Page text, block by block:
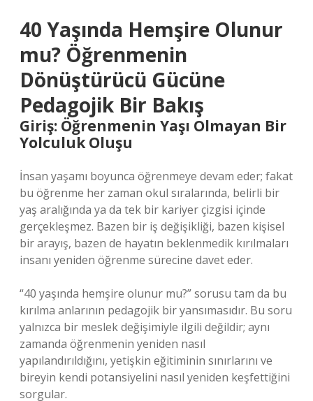
40 Yaşında Hemşire Olunur
mu? Öğrenmenin
Dönüştürücü Gücüne
Pedagojik Bir Bakış
Giriş: Öğrenmenin Yaşı Olmayan Bir
Yolculuk Oluşu
İnsan yaşamı boyunca öğrenmeye devam eder; fakat
bu öğrenme her zaman okul sıralarında, belirli bir
yaş aralığında ya da tek bir kariyer çizgisi içinde
gerçekleşmez. Bazen bir iş değişikliği, bazen kişisel
bir arayış, bazen de hayatın beklenmedik kırılmaları
insanı yeniden öğrenme sürecine davet eder.
“40 yaşında hemşire olunur mu?” sorusu tam da bu
kırılma anlarının pedagojik bir yansımasıdır. Bu soru
yalnızca bir meslek değişimiyle ilgili değildir; aynı
zamanda öğrenmenin yeniden nasıl
yapılandırıldığını, yetişkin eğitiminin sınırlarını ve
bireyin kendi potansiyelini nasıl yeniden keşfettiğini
sorgular.